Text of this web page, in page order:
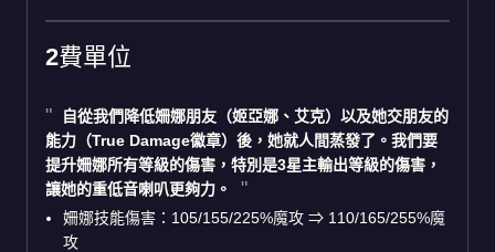
2費單位
自從我們降低姍娜朋友（姬亞娜、艾克）以及她交朋友的
能力（True Damage徽章）後，她就人間蒸發了。我們要
提升姍娜所有等級的傷害，特別是3星主輸出等級的傷害，
讓她的重低音喇叭更夠力。
姍娜技能傷害：105/155/225%魔攻 ⇒ 110/165/255%魔
攻